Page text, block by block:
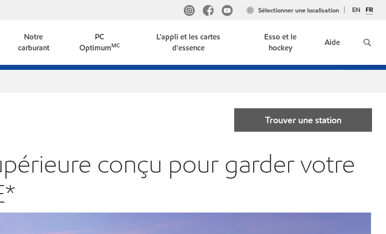
EN FR
Sélectionner une localisation
Notre
carburant
PC
OptimumMC
L'appli et les cartes
d'essence
Esso et le
hockey
Aide
Trouver une station
conçu pour garder votre